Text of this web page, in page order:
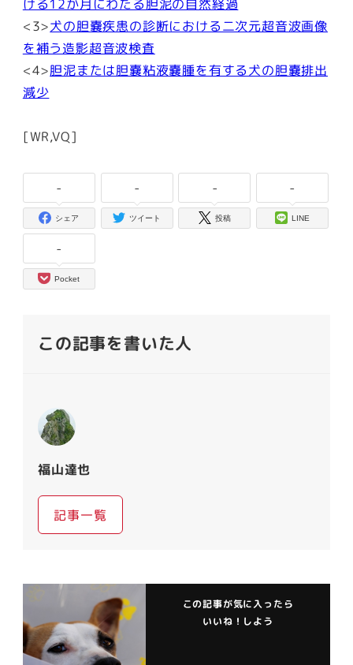
ける12か月にわたる胆泥の自然経過
<3>犬の胆嚢疾患の診断における二次元超音波画像
を補う造影超音波検査
<4>胆泥または胆嚢粘液嚢腫を有する犬の胆嚢排出
減少
[WR,VQ]
-
シェア
-
ツイート
-
投稿
-
LINE
-
Pocket
この記事を書いた人
福山達也
記事一覧
この記事が気に入ったら
いいね！しよう